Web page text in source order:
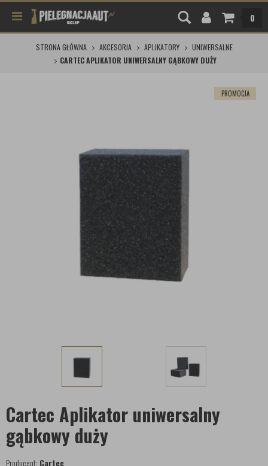
0
STRONA GŁÓWNA AKCESORIA APLIKATORY
UNIWERSALNE
CARTEC APLIKATOR UNIWERSALNY GĄBKOWY DUŻY
PROMOCJA
Cartec Aplikator uniwersalny
gąbkowy duży
Producent: Cartec